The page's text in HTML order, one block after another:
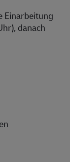
Einarbeitung
danach